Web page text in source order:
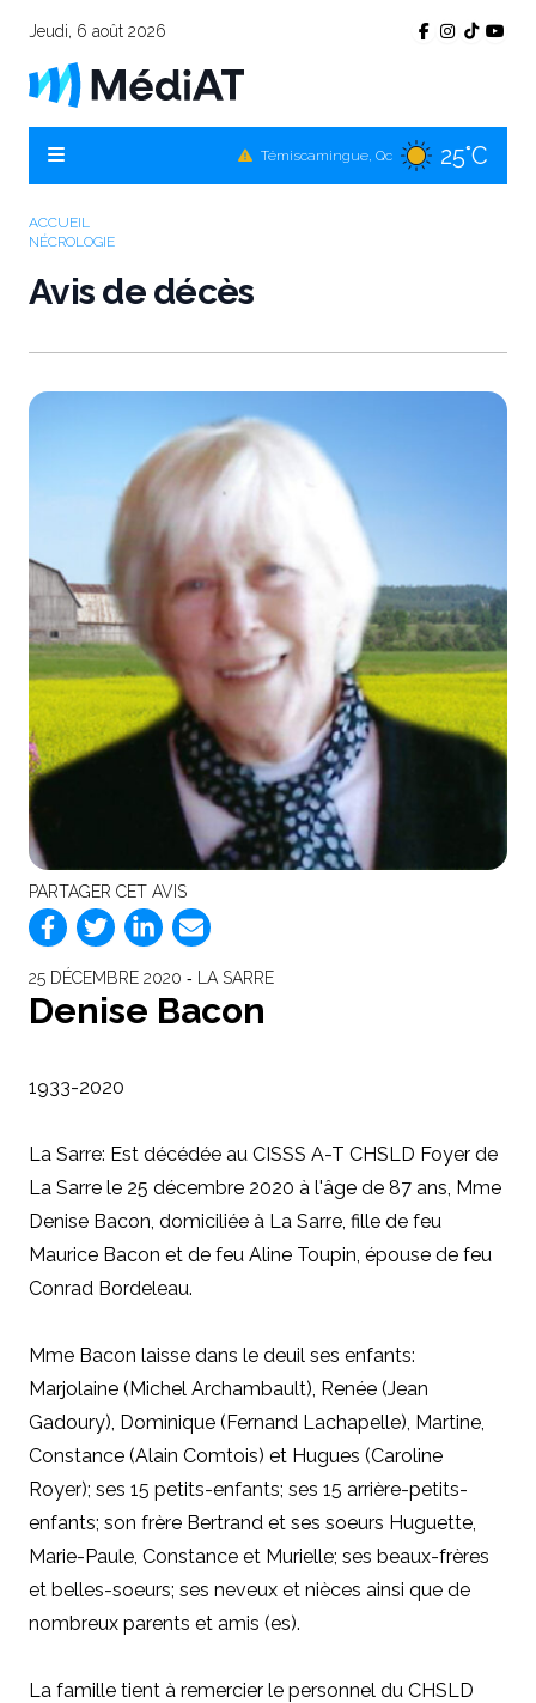
Jeudi, 6 août 2026
La Sarre, Qc 25°C
ACCUEIL
NÉCROLOGIE
Avis de décès
PARTAGER CET AVIS
25 DÉCEMBRE 2020 ‐ LA SARRE
Denise Bacon
1933-2020
La Sarre: Est décédée au CISSS A-T CHSLD Foyer de
La Sarre le 25 décembre 2020 à l'âge de 87 ans, Mme
Denise Bacon, domiciliée à La Sarre, fille de feu
Maurice Bacon et de feu Aline Toupin, épouse de feu
Conrad Bordeleau.
Mme Bacon laisse dans le deuil ses enfants:
Marjolaine (Michel Archambault), Renée (Jean
Gadoury), Dominique (Fernand Lachapelle), Martine,
Constance (Alain Comtois) et Hugues (Caroline
Royer); ses 15 petits-enfants; ses 15 arrière-petits-
enfants; son frère Bertrand et ses soeurs Huguette,
Marie-Paule, Constance et Murielle; ses beaux-frères
et belles-soeurs; ses neveux et nièces ainsi que de
nombreux parents et amis (es).
La famille tient à remercier le personnel du CHSLD